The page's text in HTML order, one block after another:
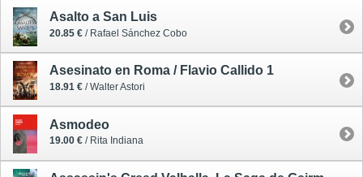
Asalto a San Luis
20.85 € / Rafael Sánchez Cobo
Asesinato en Roma / Flavio Callido 1
18.91 € / Walter Astori
Asmodeo
19.00 € / Rita Indiana